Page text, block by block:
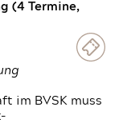
(4 Termine,
im BVSK muss